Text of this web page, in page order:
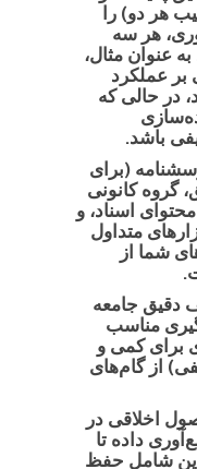
هر دو) را
هر سه
عنوان مثال،
عملکرد
در حالی که
باشد.
(برای
گروه کانونی
اسناد، و
متداول
شما از
دقیق جامعه
مناسب
برای کمی و
از گام‌های
اخلاقی در
داده تا
این شامل حفظ